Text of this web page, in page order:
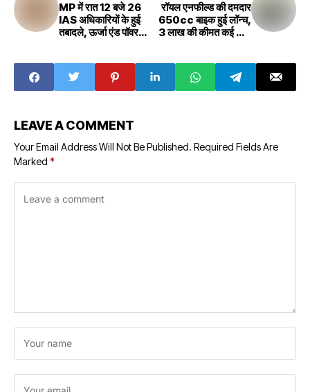
MP में रात 12 बजे 26
IAS अधिकारियों के हुई
तबादले, ऊर्जा एंड पॉवर
Transfer
रॉयल एनफील्ड की दमदार
650cc बाइक हुई लॉन्च,
3 लाख की कीमत कई धांसू
LEAVE A COMMENT
Your Email Address Will Not Be Published. Required Fields Are
Marked *